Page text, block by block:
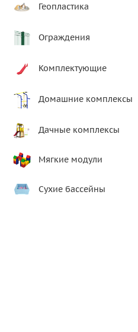
Геопластика
Ограждения
Комплектующие
Домашние комплексы
Дачные комплексы
Мягкие модули
Сухие бассейны